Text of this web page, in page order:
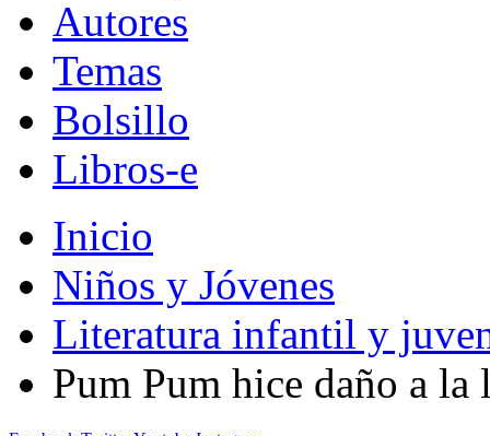
Autores
Temas
Bolsillo
Libros-e
Inicio
Niños y Jóvenes
Literatura infantil y
Pum Pum hice daño a la